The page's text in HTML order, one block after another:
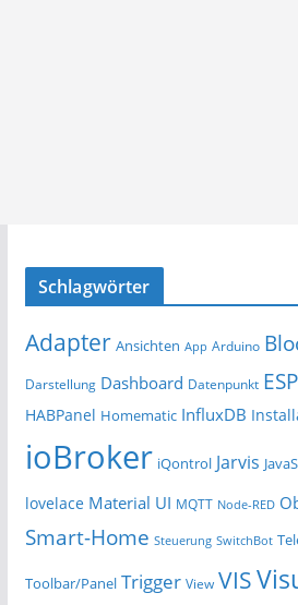
Schlagwörter
Adapter Ansichten App Arduino
Darstellung Dashboard Datenpunkt
HABPanel Homematic InfluxDB
ioBroker iQontrol Jarvis
lovelace Material UI MQTT Node-RED
Smart-Home Steuerung SwitchBot
Toolbar/Panel Trigger View VIS